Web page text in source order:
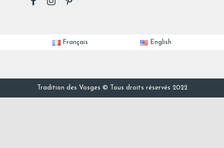
Français English
Tradition des Vosges © Tous droits réservés 2022